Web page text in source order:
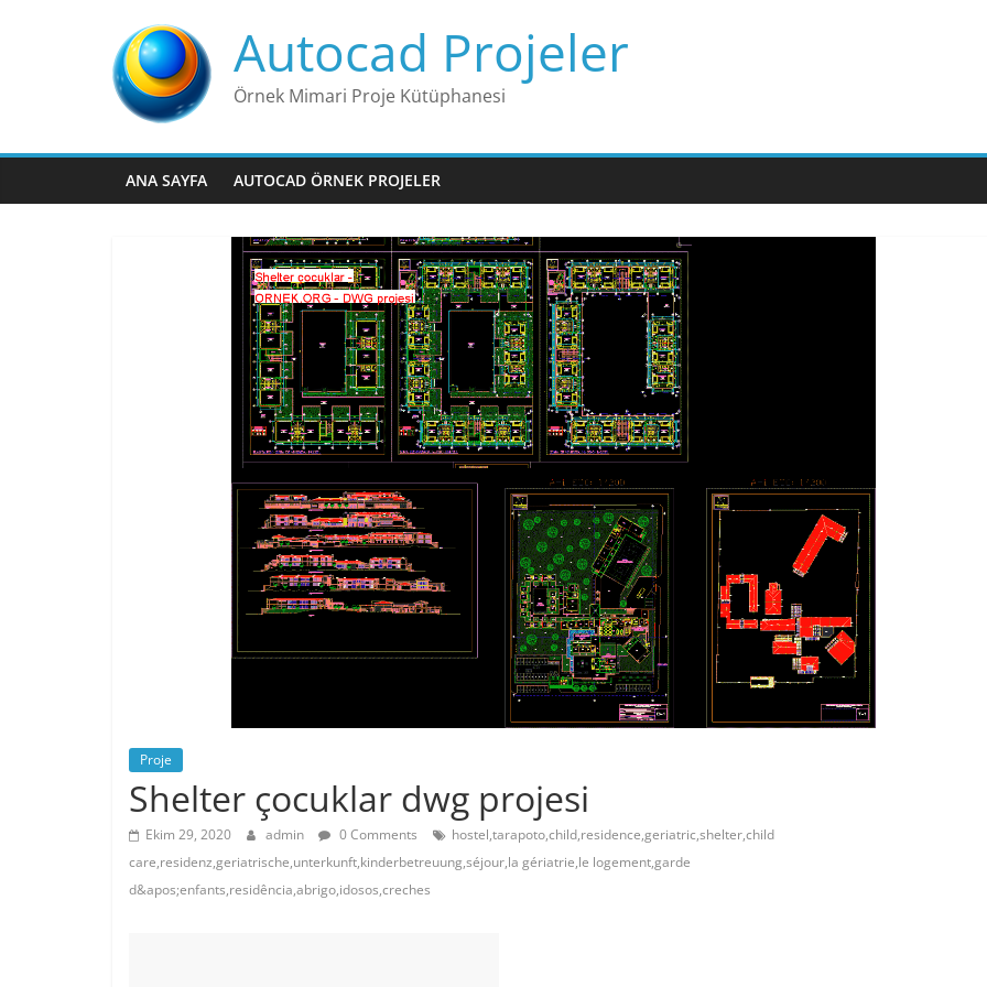
Autocad Projeler
Örnek Mimari Proje Kütüphanesi
ANA SAYFA AUTOCAD ÖRNEK PROJELER
Proje
Shelter çocuklar dwg projesi
Ekim 29, 2020 admin 0 Comments
hostel,tarapoto,child,residence,geriatric,shelter,child
care,residenz,geriatrische,unterkunft,kinderbetreuung,séjour,la gériatrie,le logement,garde
d&apos;enfants,residência,abrigo,idosos,creches